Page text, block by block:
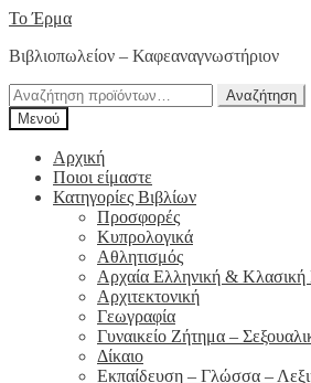
Απευθείας
στην
Μετάβαση
περιεχόμενο
Το Έρμα
Βιβλιοπωλείον – Καφεαναγνωστήριον
Αναζήτηση
για:
Αναζήτηση
Μενού
Αρχική
Ποιοι είμαστε
Κατηγορίες Βιβλίων
Προσφορές
Κυπρολογικά
Αθλητισμός
Αρχαία Ελληνική & Κλασική
Αρχιτεκτονική
Γεωγραφία
Γυναικείο Ζήτημα –
Δίκαιο
Εκπαίδευση – Γλώσσα –